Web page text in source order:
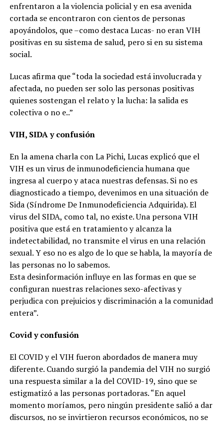
enfrentaron a la violencia policial y en esa avenida
cortada se encontraron con cientos de personas
apoyándolos, que –como destaca Lucas- no eran VIH
positivas en su sistema de salud, pero si en su sistema
social.
Lucas afirma que “toda la sociedad está involucrada y
afectada, no pueden ser solo las personas positivas
quienes sostengan el relato y la lucha: la salida es
colectiva o no e..”
VIH, SIDA y confusión
En la amena charla con La Pichi, Lucas explicó que el
VIH es un virus de inmunodeficiencia humana que
ingresa al cuerpo y ataca nuestras defensas. Si no es
diagnosticado a tiempo, devenimos en una situación de
Sida (Síndrome De Inmunodeficiencia Adquirida). El
virus del SIDA, como tal, no existe. Una persona VIH
positiva que está en tratamiento y alcanza la
indetectabilidad, no transmite el virus en una relación
sexual. Y eso no es algo de lo que se habla, la mayoría de
las personas no lo sabemos.
Esta desinformación influye en las formas en que se
configuran nuestras relaciones sexo-afectivas y
perjudica con prejuicios y discriminación a la comunidad
entera”.
Covid y confusión
El COVID y el VIH fueron abordados de manera muy
diferente. Cuando surgió la pandemia del VIH no surgió
una respuesta similar a la del COVID-19, sino que se
estigmatizó a las personas portadoras. “En aquel
momento moríamos, pero ningún presidente salió a dar
discursos, no se invirtieron recursos económicos, no se